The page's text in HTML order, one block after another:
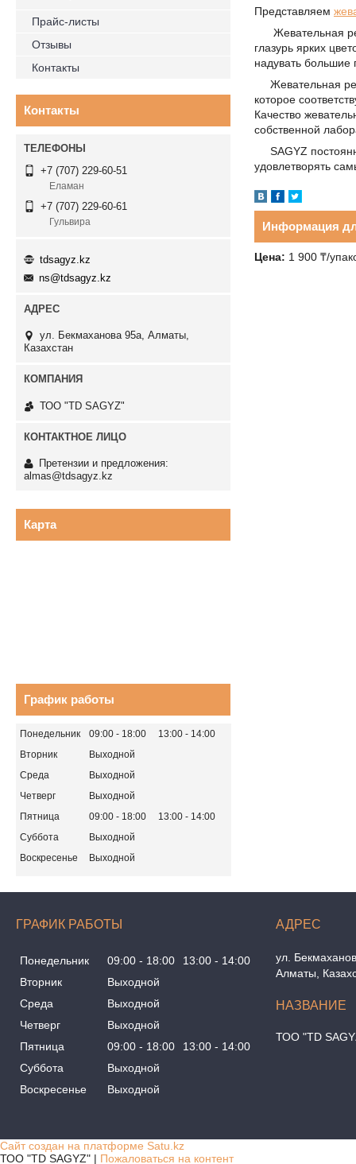
Представляем
Жевательная
глазурь ярких
надувать большие
Жевательная
которое
Качество
собственной
SAGYZ
удовлетворять
Информация
Цена: 1 900 ₸/
Прайс-листы
Отзывы
Контакты
Контакты
+7 (707) 229-60-51
Еламан
+7 (707) 229-60-61
Гульвира
tdsagyz.kz
ns@tdsagyz.kz
ул. Бекмаханова 95а, Алматы,
Казахстан
ТОО "TD SAGYZ"
Претензии и предложения:
almas@tdsagyz.kz
Карта
График работы
Понедельник 09:00 18:00 13:00
14:00
Вторник
Выходной
Среда
Выходной
Четверг
Выходной
Пятница
09:00 18:00 13:00
14:00
Суббота
Выходной
Воскресенье
Выходной
ГРАФИК РАБОТЫ
Понедельник 09:00 18:00 13:00
14:00
Вторник
Выходной
Среда
Выходной
Четверг
Выходной
Пятница
09:00 18:00 13:00
14:00
Суббота
Выходной
Воскресенье
Выходной
ул.
Алматы,
ТОО "TD
Сайт создан на платформе Satu.kz
ТОО "TD SAGYZ" | Пожаловаться на контент